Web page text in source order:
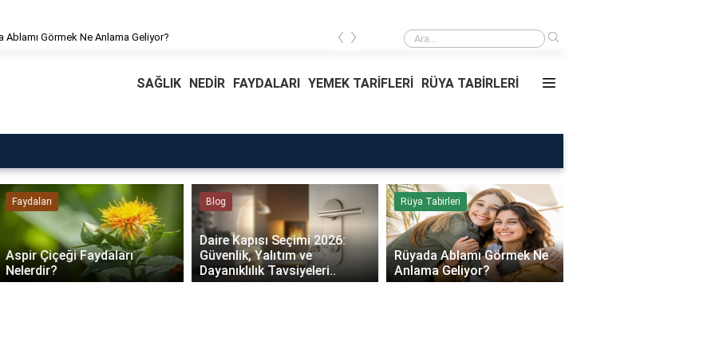
Ablamı Görmek Ne Anlama Geliyor? Rüyada Ablamı Görmek Ne Anlama Geliyor?
‹ ›
SAĞLIK NEDİR FAYDALARI YEMEK TARİFLERİ RÜYA TABİRLERİ
Faydaları
Aspir Çiçeği Faydaları
Nelerdir?
Blog
Daire Kapısı Seçimi 2026:
Güvenlik, Yalıtım ve
Dayanıklılık Tavsiyeleri..
Rüya Tabirleri
Rüyada Ablamı Görmek Ne
Anlama Geliyor?